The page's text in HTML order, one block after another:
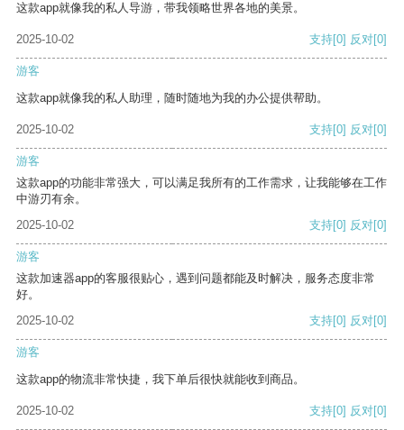
这款app就像我的私人导游，带我领略世界各地的美景。
2025-10-02 支持[0] 反对[0]
游客
这款app就像我的私人助理，随时随地为我的办公提供帮助。
2025-10-02 支持[0] 反对[0]
游客
这款app的功能非常强大，可以满足我所有的工作需求，让我能够在工作
中游刃有余。
2025-10-02
支持[0] 反对[0]
游客
这款加速器app的客服很贴心，遇到问题都能及时解决，服务态度非常
好。
2025-10-02
支持[0] 反对[0]
游客
这款app的物流非常快捷，我下单后很快就能收到商品。
2025-10-02 支持[0] 反对[0]